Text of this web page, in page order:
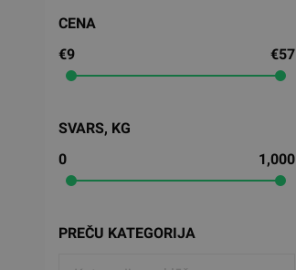
CENA
€9
€57
SVARS, KG
0
1,000
PREČU KATEGORIJA